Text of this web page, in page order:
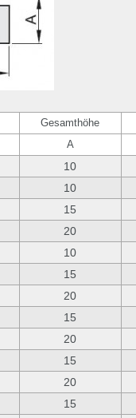
Gesamthöhe
A
10
10
15
20
10
15
20
15
20
15
20
15